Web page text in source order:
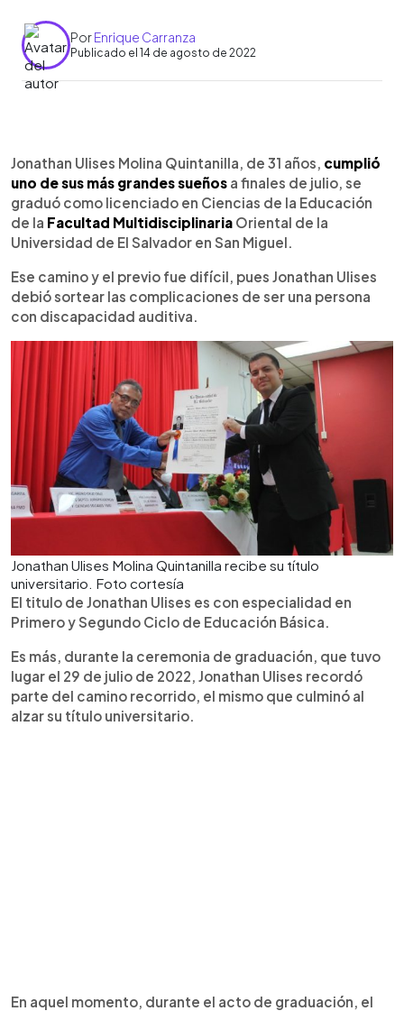
PorEnrique Carranza
Publicado el 14 de agosto de 2022
Escuchar artículo
Jonathan Ulises Molina Quintanilla, de 31 años, cumplió
uno de sus más grandes sueños a finales de julio, se
graduó como licenciado en Ciencias de la Educación
de la Facultad Multidisciplinaria Oriental de la
Universidad de El Salvador en San Miguel.
Ese camino y el previo fue difícil, pues Jonathan Ulises
debió sortear las complicaciones de ser una persona
con discapacidad auditiva.
Jonathan Ulises Molina Quintanilla recibe su título
universitario. Foto cortesía
El titulo de Jonathan Ulises es con especialidad en
Primero y Segundo Ciclo de Educación Básica.
Es más, durante la ceremonia de graduación, que tuvo
lugar el 29 de julio de 2022, Jonathan Ulises recordó
parte del camino recorrido, el mismo que culminó al
alzar su título universitario.
En aquel momento, durante el acto de graduación, el